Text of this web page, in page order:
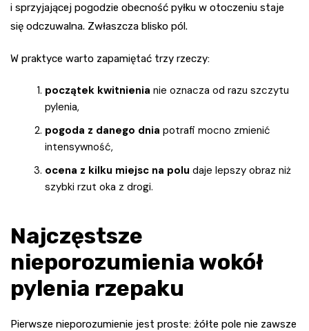
i sprzyjającej pogodzie obecność pyłku w otoczeniu staje
się odczuwalna. Zwłaszcza blisko pól.
W praktyce warto zapamiętać trzy rzeczy:
początek kwitnienia nie oznacza od razu szczytu
pylenia,
pogoda z danego dnia potrafi mocno zmienić
intensywność,
ocena z kilku miejsc na polu daje lepszy obraz niż
szybki rzut oka z drogi.
Najczęstsze
nieporozumienia wokół
pylenia rzepaku
Pierwsze nieporozumienie jest proste: żółte pole nie zawsze